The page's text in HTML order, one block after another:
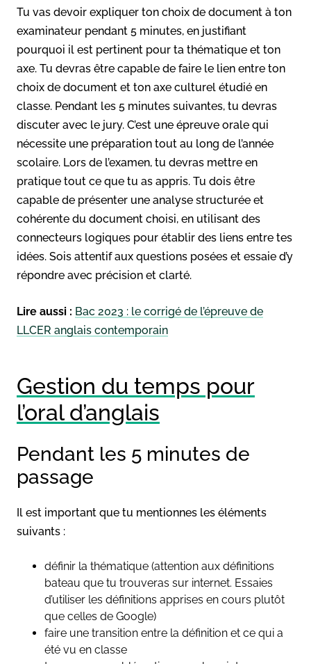
Tu vas devoir expliquer ton choix de document à ton
examinateur pendant 5 minutes, en justifiant
pourquoi il est pertinent pour ta thématique et ton
axe. Tu devras être capable de faire le lien entre ton
choix de document et ton axe culturel étudié en
classe. Pendant les 5 minutes suivantes, tu devras
discuter avec le jury. C’est une épreuve orale qui
nécessite une préparation tout au long de l’année
scolaire. Lors de l’examen, tu devras mettre en
pratique tout ce que tu as appris. Tu dois être
capable de présenter une analyse structurée et
cohérente du document choisi, en utilisant des
connecteurs logiques pour établir des liens entre tes
idées. Sois attentif aux questions posées et essaie d’y
répondre avec précision et clarté.
Lire aussi : Bac 2023 : le corrigé de l’épreuve de
LLCER anglais contemporain
Gestion du temps pour
l’oral d’anglais
Pendant les 5 minutes de
passage
Il est important que tu mentionnes les éléments
suivants :
définir la thématique (attention aux définitions
bateau que tu trouveras sur internet. Essaies
d’utiliser les définitions apprises en cours plutôt
que celles de Google)
faire une transition entre la définition et ce qui a
été vu en classe